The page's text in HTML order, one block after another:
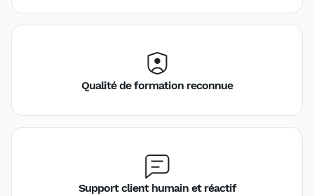
Qualité de formation reconnue
Support client humain et réactif